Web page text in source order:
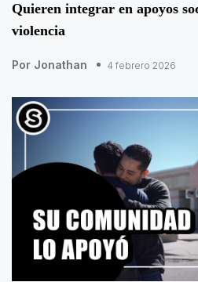
Quieren integrar en apoyos
violencia
Por Jonathan 4 febrero 2026